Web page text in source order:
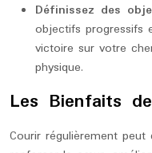
Définissez des
objectifs progressifs
victoire sur votre
physique.
Les Bienfaits
Courir régulièrement